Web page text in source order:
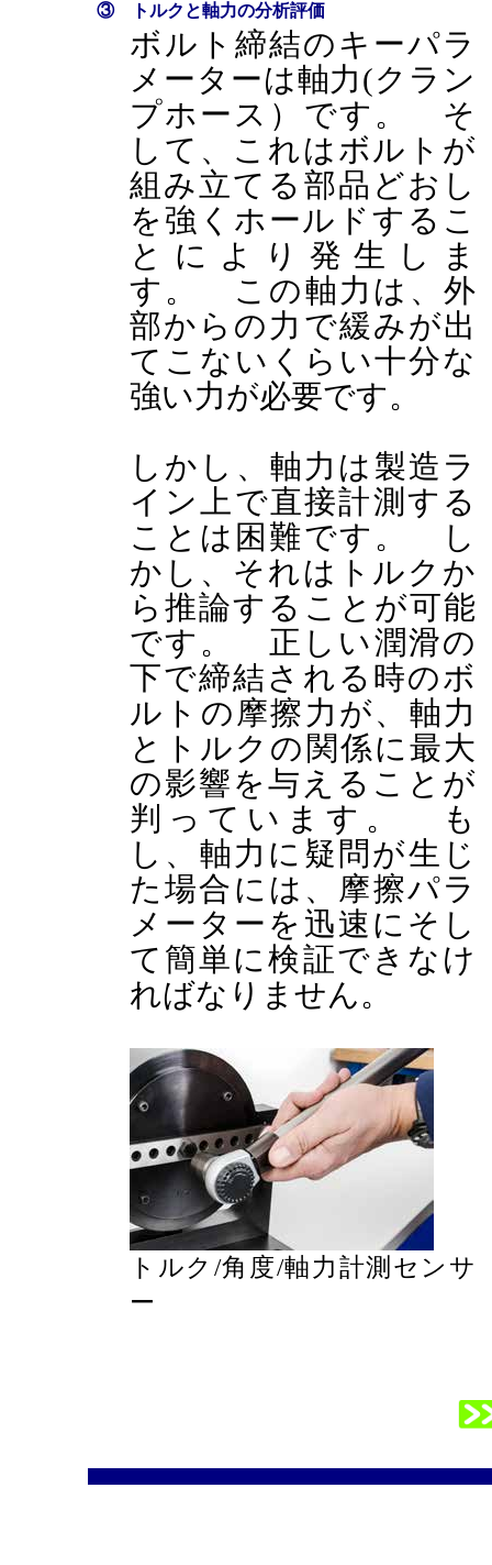
③ トルクと軸力の分析評価
ボルト締結のキーパラ
メーターは軸力(クラン
プホース）です。 そ
して、これはボルトが
組み立てる部品どおし
を強くホールドするこ
とにより発生しま
す。 この軸力は、外
部からの力で緩みが出
てこないくらい十分な
強い力が必要です。
しかし、軸力は製造ラ
イン上で直接計測する
ことは困難です。 し
かし、それはトルクか
ら推論することが可能
です。 正しい潤滑の
下で締結される時のボ
ルトの摩擦力が、軸力
とトルクの関係に最大
の影響を与えることが
判っています。 も
し、軸力に疑問が生じ
た場合には、摩擦パラ
メーターを迅速にそし
て簡単に検証できなけ
ればなりません。
トルク/角度/軸力計測センサ
ー